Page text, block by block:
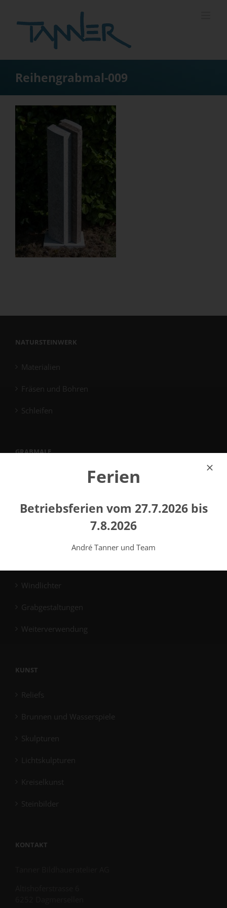
springen
Reihengrabmal-009
NATURSTEINWERK
Materialien
Fräsen und Bohren
Schleifen
GRABMALE
Gemeinschaftsgrabmale
Windlichter
Grabgestaltungen
Weiterverwendung
KUNST
Reliefs
Brunnen und Wasserspiele
Skulpturen
Lichtskulpturen
Kreiselkunst
Steinbilder
KONTAKT
Ferien
Betriebsferien vom 27.7.2026 bis
7.8.2026
André Tanner und Team